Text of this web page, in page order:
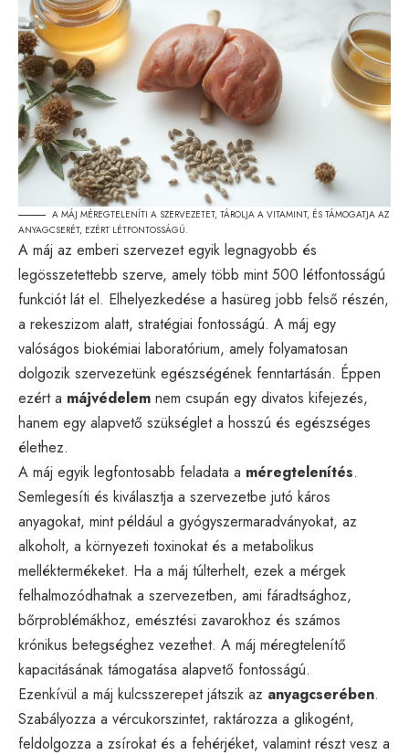
A MÁJ MÉREGTELENÍTI A SZERVEZETET, TÁROLJA A VITAMINT, ÉS TÁMOGATJA AZ
ANYAGCSERÉT, EZÉRT LÉTFONTOSSÁGÚ.
A máj az emberi szervezet egyik legnagyobb és
legösszetettebb szerve, amely több mint 500 létfontosságú
funkciót lát el. Elhelyezkedése a hasüreg jobb felső részén,
a rekeszizom alatt, stratégiai fontosságú. A máj egy
valóságos biokémiai laboratórium, amely folyamatosan
dolgozik szervezetünk egészségének fenntartásán. Éppen
ezért a májvédelem nem csupán egy divatos kifejezés,
hanem egy alapvető szükséglet a hosszú és egészséges
élethez.
A máj egyik legfontosabb feladata a méregtelenítés.
Semlegesíti és kiválasztja a szervezetbe jutó káros
anyagokat, mint például a gyógyszermaradványokat, az
alkoholt, a környezeti toxinokat és a metabolikus
melléktermékeket. Ha a máj túlterhelt, ezek a mérgek
felhalmozódhatnak a szervezetben, ami fáradtsághoz,
bőrproblémákhoz, emésztési zavarokhoz és számos
krónikus betegséghez vezethet. A máj méregtelenítő
kapacitásának támogatása alapvető fontosságú.
Ezenkívül a máj kulcsszerepet játszik az anyagcserében.
Szabályozza a vércukorszintet, raktározza a glikogént,
feldolgozza a zsírokat és a fehérjéket, valamint részt vesz a